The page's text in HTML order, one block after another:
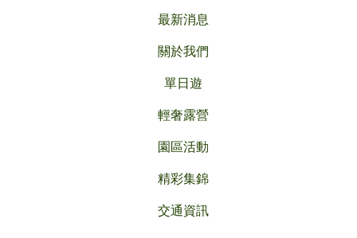
最新消息
關於我們
單日遊
輕奢露營
園區活動
精彩集錦
交通資訊